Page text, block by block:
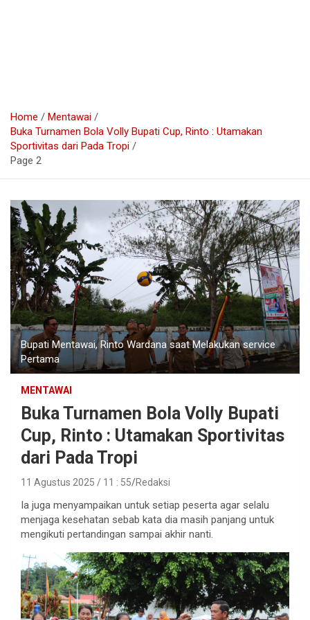
Home
Mentawai
Buka Turnamen Bola Volly Bupati Cup, Rinto : Utamakan
Sportivitas dari Pada Tropi
Page 2
Bupati Mentawai, Rinto Wardana saat Melakukan service
Pertama
MENTAWAI
Buka Turnamen Bola Volly Bupati
Cup, Rinto : Utamakan Sportivitas
dari Pada Tropi
11 Agustus 2025 / 11 : 55 Redaksi
Ia juga menyampaikan untuk setiap peserta agar selalu
menjaga kesehatan sebab kata dia masih panjang untuk
mengikuti pertandingan sampai akhir nanti.